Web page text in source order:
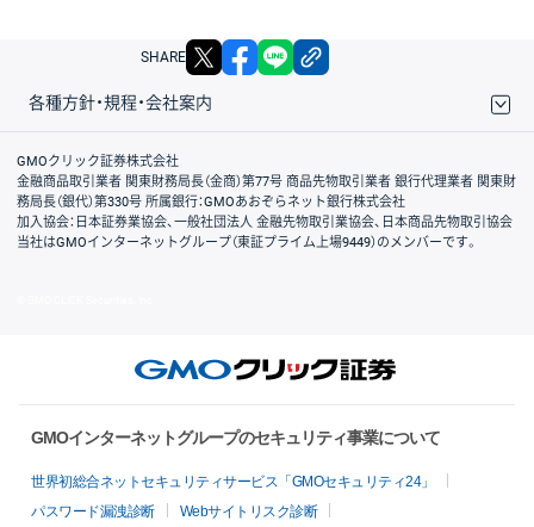
SHARE X facebook
各種方針・規程・会社案内
取引規程・約款
サイトマップ
その他のご案内
個人情報保護方針
最良執行方針
サイトのご利用について
ディスクレイマー
信託保全
リスク説明
会社案内
GMOクリック証券株式会社
金融商品取引業者 関東財務局長（金商）第77号 商品先物取引業者 銀行代理業者 関東財
務局長（銀代）第330号 所属銀行：GMOあおぞらネット銀行株式会社
加入協会：日本証券業協会、一般社団法人 金融先物取引業協会、日本商品先物取引協会
当社はGMOインターネットグループ（東証プライム上場9449）のメンバーです。
GMOインターネットグループのセキュリティ事業について
世界初総合ネットセキュリティサービス「GMOセキュリティ24」
パスワード漏洩診断
Webサイトリスク診断